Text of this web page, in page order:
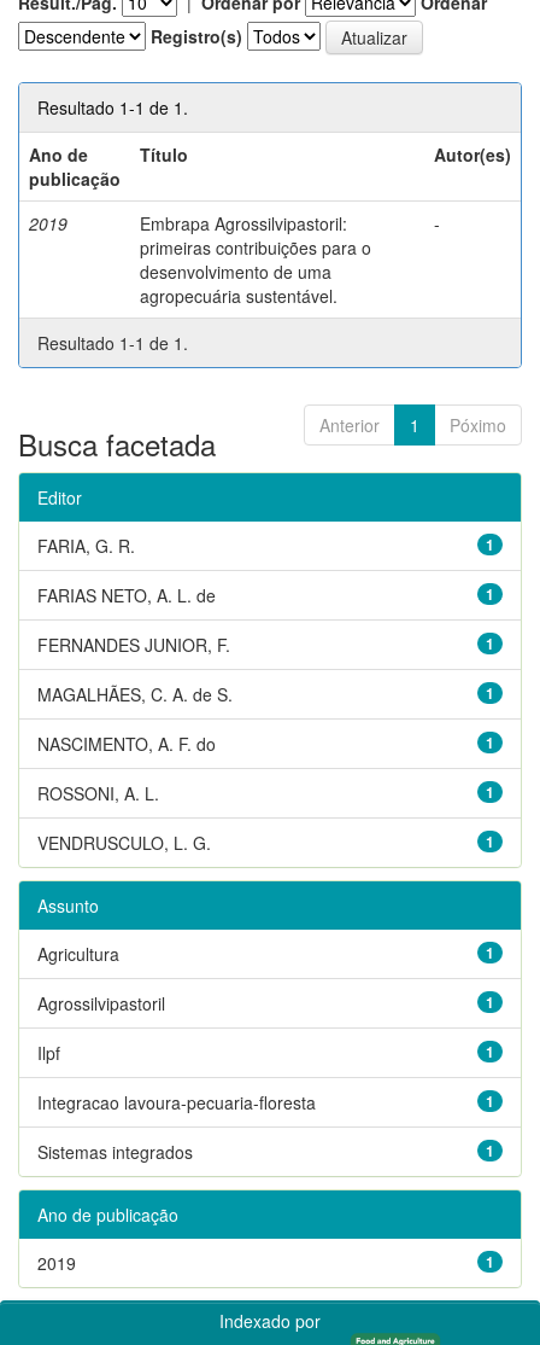
Registro(s)
Resultado 1-1 de 1.
Ano de
publicação
Título Autor(es)
2019
Embrapa Agrossilvipastoril:
primeiras contribuições para o
desenvolvimento de uma
agropecuária sustentável.
-
Resultado 1-1 de 1.
Anterior 1 Póximo
Busca facetada
Editor
1
FARIA, G. R.
1
FARIAS NETO, A. L. de
1
FERNANDES JUNIOR, F.
1
MAGALHÃES, C. A. de S.
1
NASCIMENTO, A. F. do
1
ROSSONI, A. L.
1
VENDRUSCULO, L. G.
Assunto
1
Agricultura
1
Agrossilvipastoril
1
Ilpf
1
Integracao lavoura-pecuaria-floresta
1
Sistemas integrados
Ano de publicação
1
2019
Indexado por